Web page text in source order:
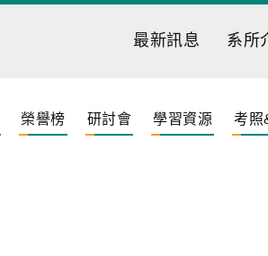
最新訊息 系所
榮譽榜 研討會 學習資源 考照